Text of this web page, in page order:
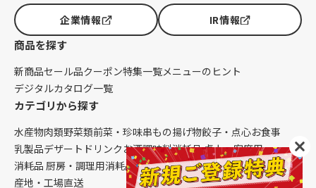
企業情報 IR情報
商品を探す
新商品セール品クーポン特集一覧メニューのヒント
デジタルカタログ一覧
カテゴリから探す
水産物肉類野菜類前菜・珍味串もの揚げ物餃子・点心お食事
乳製品デザート ドリンク お酒調味料消耗品 卓上・客席用
消耗品 厨房・調理用消耗品 クレンリネス生鮮品（配送便限定）
産地・工場直送